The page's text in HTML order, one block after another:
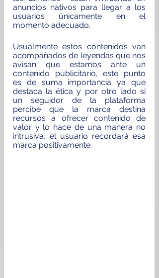
anuncios nativos para llegar a los
usuarios únicamente en el
momento adecuado.
Usualmente estos contenidos van
acompañados de leyendas que nos
avisan que estamos ante un
contenido publicitario, este punto
es de suma importancia ya que
destaca la ética y por otro lado si
un seguidor de la plataforma
percibe que la marca destina
recursos a ofrecer contenido de
valor y lo hace de una manera no
intrusiva, el usuario recordará esa
marca positivamente.